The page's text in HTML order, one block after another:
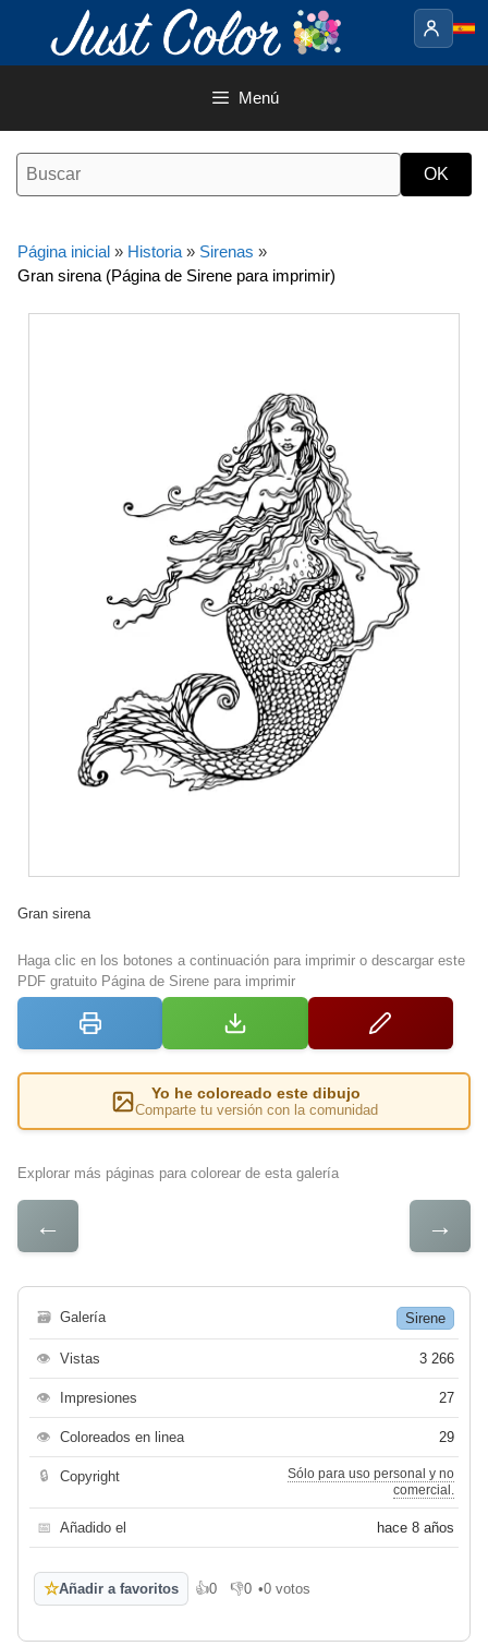
contenido
Menú
Página inicial » Historia » Sirenas »
Gran sirena (Página de Sirene para imprimir)
Gran sirena
Haga clic en los botones a continuación para imprimir o descargar este
PDF gratuito Página de Sirene para imprimir
Yo he coloreado este dibujo
Comparte tu versión con la comunidad
Explorar más páginas para colorear de esta galería
← →
🗃 Galería Sirene
👁 Vistas 3 266
👁 Impresiones 27
👁 Coloreados en linea 29
🔒 Copyright
Sólo para uso personal y no
comercial.
📅 Añadido el hace 8 años
☆Añadir a favoritos 👍0
Me gusta
👎0
No me gusta
•0 votos